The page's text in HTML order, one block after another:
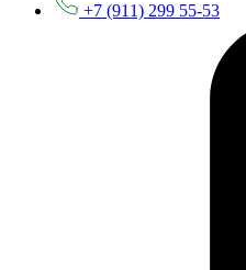
+7 (911) 299 55-53